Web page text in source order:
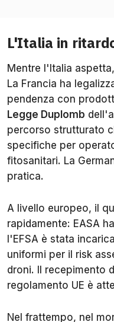
L'Italia in
Mentre l'Italia
La Francia ha
pendenza con
Legge Duplomb
percorso strutturato
specifiche per
fitosanitari. La
pratica.
A livello europeo, il
rapidamente: EASA
l'EFSA è stata
uniformi per il risk
droni. Il recepimento
regolamento UE è
Nel frattempo, nel